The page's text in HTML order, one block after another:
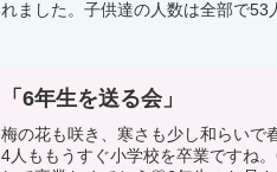
れました。子供達の人数は全部で
「6年生を送る会」
梅の花も咲き、寒さも少し和らいで
4人ももうすぐ小学校を卒業ですね